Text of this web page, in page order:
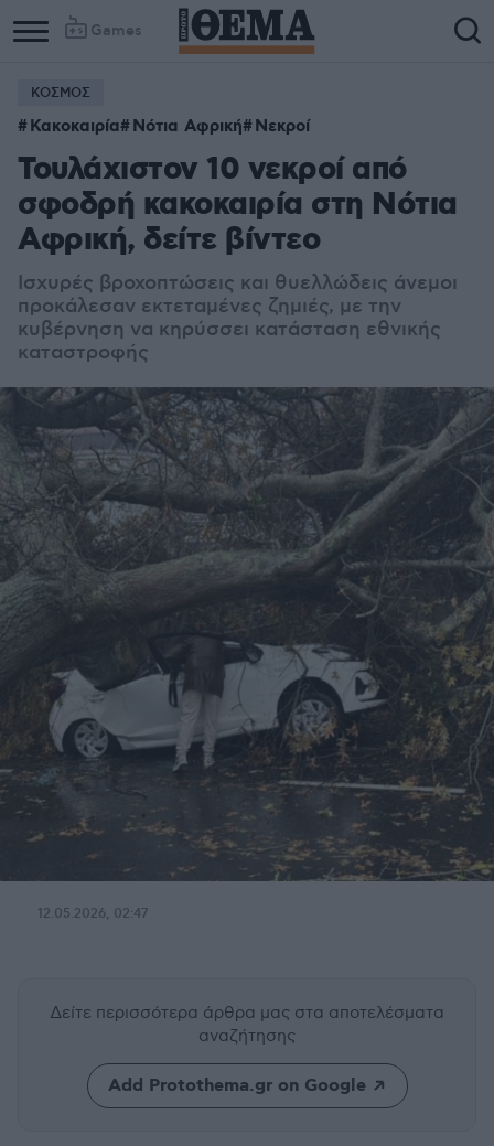
Games
ΚΟΣΜΟΣ
Κακοκαιρία Νότια Αφρική Νεκροί
Τουλάχιστον 10 νεκροί από
σφοδρή κακοκαιρία στη Νότια
Αφρική, δείτε βίντεο
Ισχυρές βροχοπτώσεις και θυελλώδεις άνεμοι
προκάλεσαν εκτεταμένες ζημιές, με την
κυβέρνηση να κηρύσσει κατάσταση εθνικής
καταστροφής
12.05.2026, 02:47
Δείτε περισσότερα άρθρα μας στα αποτελέσματα
αναζήτησης
Add Protothema.gr on Google